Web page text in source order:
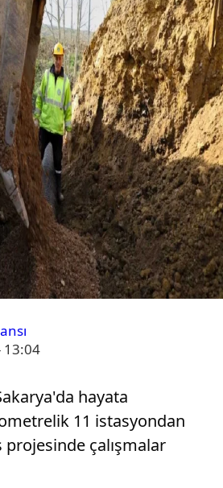
13:04
hayata
11 istasyondan
çalışmalar